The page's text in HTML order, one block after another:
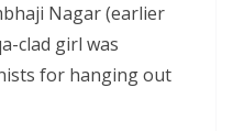
Nagar (earlier
clad girl was
for hanging out